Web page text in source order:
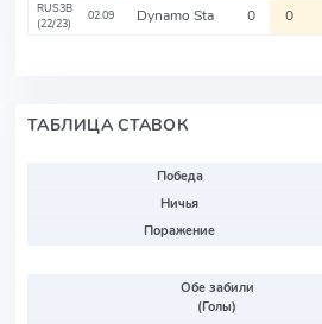
RUS3B
(22/23)
02.09 Dynamo Sta 0 0
ТАБЛИЦА СТАВОК
Победа
Ничья
Поражение
Обе забили
(Голы)